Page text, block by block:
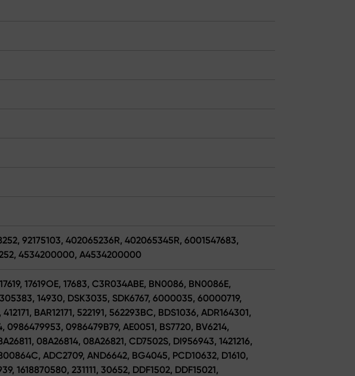
92175103, 402065236R, 402065345R, 6001547683,
4534200000, A4534200000
17619OE, 17683, C3R034ABE, BN0086, BN0086E,
14930, DSK3035, SDK6767, 6000035, 60000719,
BAR12171, 522191, 562293BC, BDS1036, ADR164301,
0986479953, 0986479B79, AE0051, BS7720, BV6214,
08A26814, 08A26821, CD7502S, DI956943, 1421216,
ADC2709, AND6642, BG4045, PCD10632, D1610,
1618870580, 231111, 30652, DDF1502, DDF15021,